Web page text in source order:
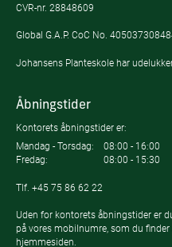
CVR-nr. 28848609
Global G.A.P. CoC No.
Johansens Planteskole har
Åbningstider
Kontorets åbningstider er:
Mandag - Torsdag:
08:00 - 16:00
Fredag:
08:00 - 15:30
Tlf. +45 75 86 62 22
Uden for kontorets åbningstider er
på vores mobilnumre, som du
hjemmesiden.